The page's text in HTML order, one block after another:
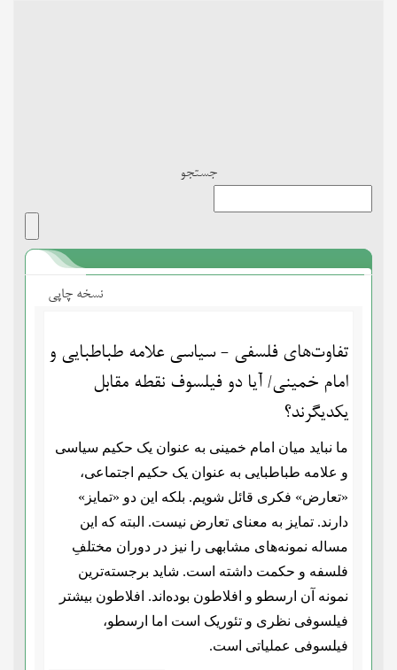
جستجو
نسخه چاپی
تفاوت‌های فلسفی - سیاسی علامه طباطبایی و
امام خمینی/ آیا دو فیلسوف نقطه مقابل
یکدیگرند؟
ما نباید میان امام خمینی به عنوان یک حکیم سیاسی
و علامه طباطبایی به عنوان یک حکیم اجتماعی،
«تعارض» فکری قائل شویم. بلکه این دو «تمایز»
دارند. تمایز به معنای تعارض نیست. البته که این
مساله نمونه‌های مشابهی را نیز در دوران مختلفِ
فلسفه و حکمت داشته است. شاید برجسته‌ترین
نمونه آن ارسطو و افلاطون بوده‌اند. افلاطون بیشتر
فیلسوفی نظری و تئوریک است اما ارسطو،
فیلسوفی عملیاتی است.